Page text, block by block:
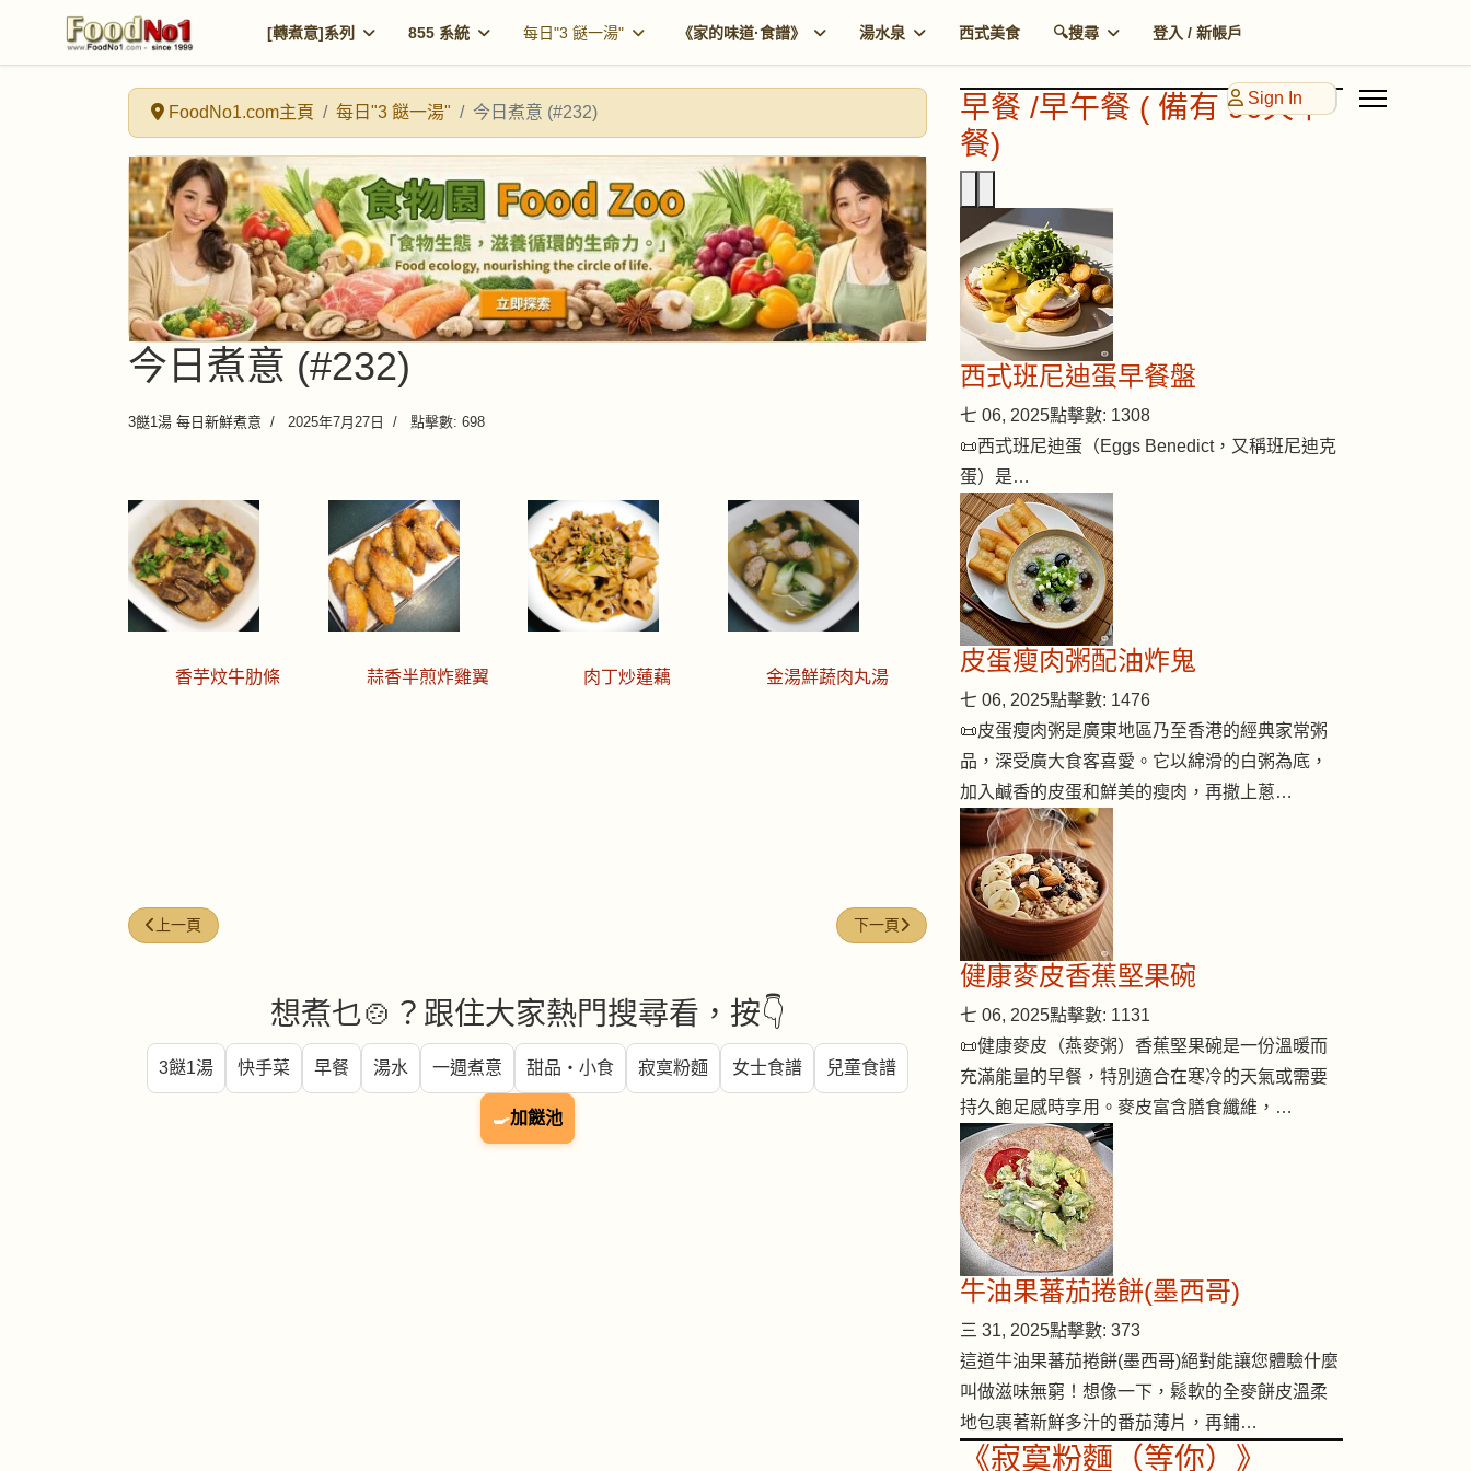
[轉煮意]系列 855 系統 每日"3 餸一湯" 《家的味道·食譜》 湯水泉 西式美食 🔍搜尋 登入 / 新帳戶
Sign In
FoodNo1.com主頁 每日"3 餸一湯" 今日煮意 (#232)
今日煮意 (#232)
3餸1湯 每日新鮮煮意 2025年7月27日 點擊數: 698
香芋炆牛肋條 蒜香半煎炸雞翼 肉丁炒蓮藕 金湯鮮蔬肉丸湯
上一篇文章: 今日煮意 (#231)
上一頁 下一篇文章: 今日煮意 (#233)
下一頁
想煮乜🍲？跟住大家熱門搜尋看，按👇
3餸1湯 快手菜 早餐 湯水 一週煮意 甜品・小食 寂寞粉麵 女士食譜 兒童食譜
🍳加餸池
早餐 /早午餐 ( 備有 90天早
餐)
西式班尼迪蛋早餐盤
七 06, 2025點擊數: 1308
📜西式班尼迪蛋（Eggs Benedict，又稱班尼迪克
蛋）是…
皮蛋瘦肉粥配油炸鬼
七 06, 2025點擊數: 1476
📜皮蛋瘦肉粥是廣東地區乃至香港的經典家常粥
品，深受廣大食客喜愛。它以綿滑的白粥為底，
加入鹹香的皮蛋和鮮美的瘦肉，再撒上蔥…
健康麥皮香蕉堅果碗
七 06, 2025點擊數: 1131
📜健康麥皮（燕麥粥）香蕉堅果碗是一份溫暖而
充滿能量的早餐，特別適合在寒冷的天氣或需要
持久飽足感時享用。麥皮富含膳食纖維，…
牛油果蕃茄捲餅(墨西哥)
三 31, 2025點擊數: 373
這道牛油果蕃茄捲餅(墨西哥)絕對能讓您體驗什麼
叫做滋味無窮！想像一下，鬆軟的全麥餅皮溫柔
地包裹著新鮮多汁的番茄薄片，再鋪…
《寂寞粉麵（等你）》